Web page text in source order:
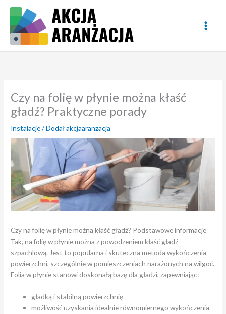
treści
Czy na folię w płynie można kłaść
gładź? Praktyczne porady
Instalacje/ Dodałakcjaaranzacja
Czy na folię w płynie można kłaść gładź? Podstawowe informacje
Tak, na folię w płynie można z powodzeniem kłaść gładź
szpachlową. Jest to popularna i skuteczna metoda wykończenia
powierzchni, szczególnie w pomieszczeniach narażonych na wilgoć.
Folia w płynie stanowi doskonałą bazę dla gładzi, zapewniając:
gładką i stabilną powierzchnię
możliwość uzyskania idealnie równomiernego wykończenia